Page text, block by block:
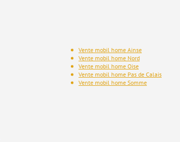
Vente mobil home Ainse
Vente mobil home Nord
Vente mobil home Oise
Vente mobil home Pas de Calais
Vente mobil home Somme